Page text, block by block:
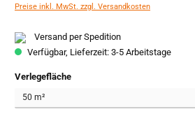
Preise inkl. MwSt. zzgl. Versandkosten
Versand per Spedition
Verfügbar, Lieferzeit: 3-5 Arbeitstage
Verlegeflächeauswählen